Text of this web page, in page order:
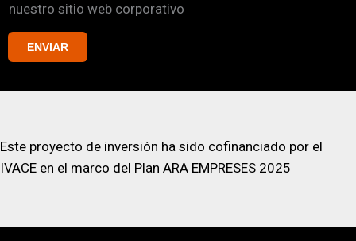
m
b
v
e
f
ó
nuestro sitio web corporativo
ENVIAR
Este proyecto de inversión ha sido cofinanciado por el
IVACE en el marco del Plan ARA EMPRESES 2025